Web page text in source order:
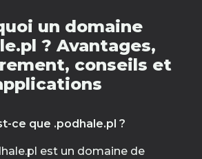
un domaine
? Avantages,
conseils et
ce que .podhale.pl ?
est un domaine de